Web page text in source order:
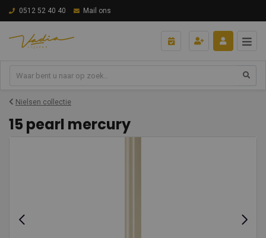
0512 52 40 40 Mail ons
Nielsen collectie
15 pearl mercury